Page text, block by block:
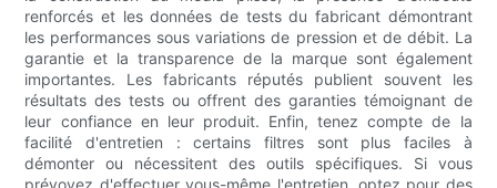
renforcés et les données de tests du fabricant démontrant
les performances sous variations de pression et de débit. La
garantie et la transparence de la marque sont également
importantes. Les fabricants réputés publient souvent les
résultats des tests ou offrent des garanties témoignant de
leur confiance en leur produit. Enfin, tenez compte de la
facilité d'entretien : certains filtres sont plus faciles à
démonter ou nécessitent des outils spécifiques. Si vous